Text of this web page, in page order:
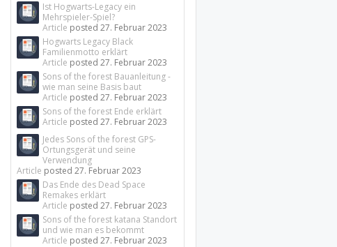
Ist Hogwarts-Legacy ein
Mehrspieler-Spiel?
Article posted27. Februar 2023
Hogwarts Legacy Black
Familienmotto erklärt
Article posted27. Februar 2023
Sons of the forest Bauanleitung -
wie man seine Basis baut
Article posted27. Februar 2023
Sons of the forest Ende erklärt
Article posted27. Februar 2023
Jedes Sons of the forest GPS-
Ortungsgerät und seine
Verwendung
Article posted27. Februar 2023
Das Ende des Dead Space
Remakes erklärt
Article posted27. Februar 2023
Sons of the forest katana Standort
und wie man es bekommt
Article posted27. Februar 2023